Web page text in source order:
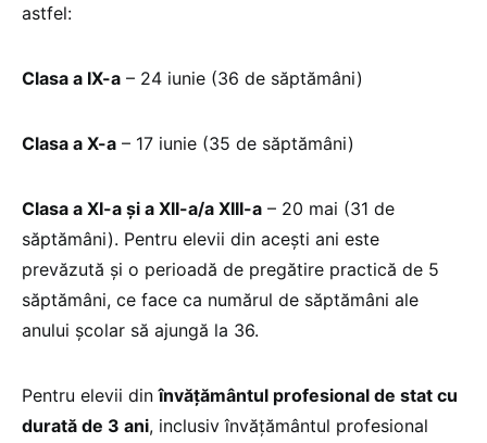
astfel:
Clasa a IX-a – 24 iunie (36 de săptămâni)
Clasa a X-a – 17 iunie (35 de săptămâni)
Clasa a XI-a și a XII-a/a XIII-a – 20 mai (31 de
săptămâni). Pentru elevii din acești ani este
prevăzută și o perioadă de pregătire practică de 5
săptămâni, ce face ca numărul de săptămâni ale
anului școlar să ajungă la 36.
Pentru elevii dinînvățământul profesional de stat cu
durată de 3 ani, inclusiv învățământul profesional